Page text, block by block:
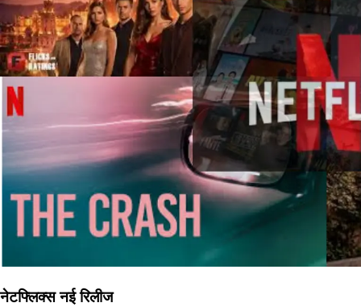
नेटफ्लिक्स नई रिलीज